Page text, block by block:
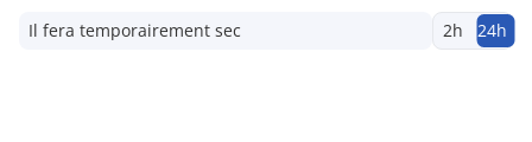
Il fera temporairement sec 2h 24h